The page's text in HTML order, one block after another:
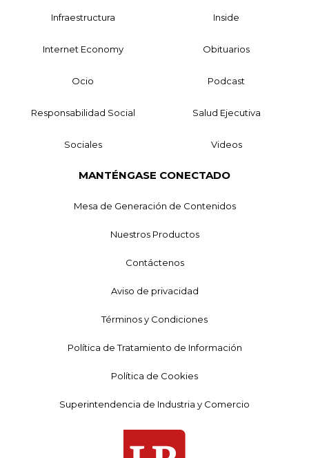
Infraestructura Inside
Internet Economy Obituarios
Ocio Podcast
Responsabilidad Social Salud Ejecutiva
Sociales Videos
MANTÉNGASE CONECTADO
Mesa de Generación de Contenidos
Nuestros Productos
Contáctenos
Aviso de privacidad
Términos y Condiciones
Política de Tratamiento de Información
Política de Cookies
Superintendencia de Industria y Comercio